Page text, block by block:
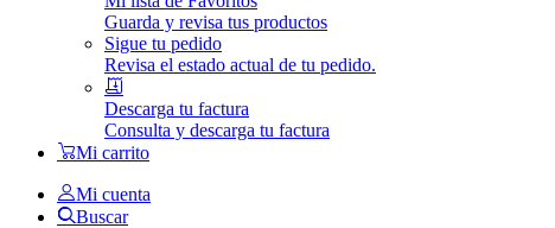
Guarda y revisa tus productos
Sigue tu pedido
Revisa el estado actual de tu pedido.
Descarga tu factura
Consulta y descarga tu factura
Mi carrito
Mi cuenta
Buscar